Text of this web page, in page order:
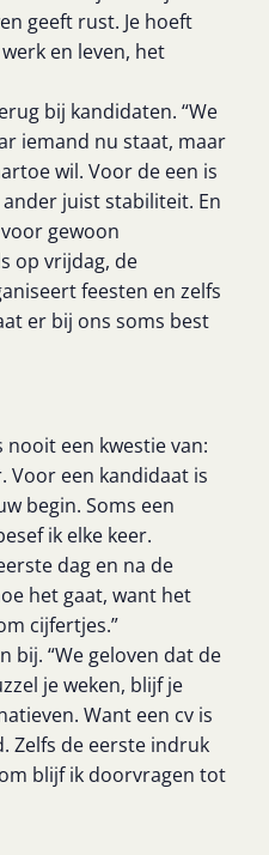
geeft rust. Je hoeft
en leven, het
bij kandidaten. “We
iemand nu staat, maar
wil. Voor de een is
juist stabiliteit. En
gewoon
op vrijdag, de
feesten en zelfs
er bij ons soms best
nooit een kwestie van:
Voor een kandidaat is
begin. Soms een
ik elke keer.
dag en na de
het gaat, want het
cijfertjes.”
bij. “We geloven dat de
je weken, blijf je
Want een cv is
Zelfs de eerste indruk
blijf ik doorvragen tot